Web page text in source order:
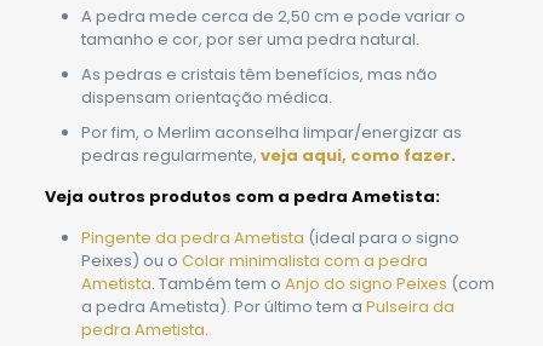
A pedra mede cerca de 2,50 cm e pode variar o
tamanho e cor, por ser uma pedra natural.
As pedras e cristais têm benefícios, mas não
dispensam orientação médica.
Por fim, o Merlim aconselha limpar/energizar as
pedras regularmente, veja aqui, como fazer.
Veja outros produtos com a pedra Ametista:
Pingente da pedra Ametista (ideal para o signo
Peixes) ou o Colar minimalista com a pedra
Ametista. Também tem o Anjo do signo Peixes (com
a pedra Ametista). Por último tem a Pulseira da
pedra Ametista.